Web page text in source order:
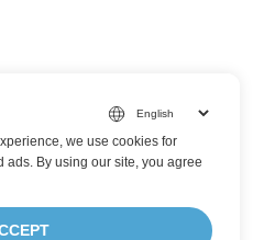
we use cookies for
By using our site, you agree